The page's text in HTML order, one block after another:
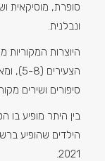
סופרת, מוסיקאית
ונבלנית.
היוצרות המקוריות
הצעירים (5-
סיפורים ושירים מקוריים
בין היתר מופיע בו